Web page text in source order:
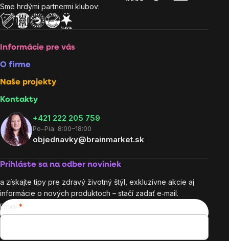
Sme hrdými partnermi klubov:
Informácie pre vás
O firme
Naše projekty
Kontakty
+421 222 205 759
Po–Pia: 8:00–18:00
objednavky@brainmarket.sk
Prihláste sa na odber noviniek
a získajte tipy pre zdravý životný štýl, exkluzívne akcie aj
informácie o nových produktoch – stačí zadať e‑mail.
Email